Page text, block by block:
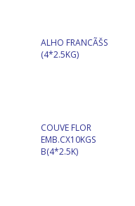
ALHO FRANCÃŠS
(4*2.5KG)
COUVE FLOR
EMB.CX10KGS
B(4*2.5K)